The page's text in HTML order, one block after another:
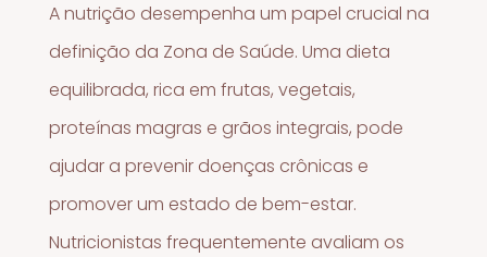
A nutrição desempenha um papel crucial na
definição da Zona de Saúde. Uma dieta
equilibrada, rica em frutas, vegetais,
proteínas magras e grãos integrais, pode
ajudar a prevenir doenças crônicas e
promover um estado de bem-estar.
Nutricionistas frequentemente avaliam os